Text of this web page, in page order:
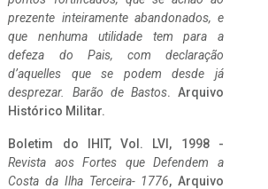
prezente inteiramente abandonados, e
que nenhuma utilidade tem para a
defeza do Pais, com declaração
d’aquelles que se podem desde já
desprezar. Barão de Bastos. Arquivo
Histórico Militar.
Boletim do IHIT, Vol. LVI, 1998 -
Revista aos Fortes que Defendem a
Costa da Ilha Terceira- 1776, Arquivo